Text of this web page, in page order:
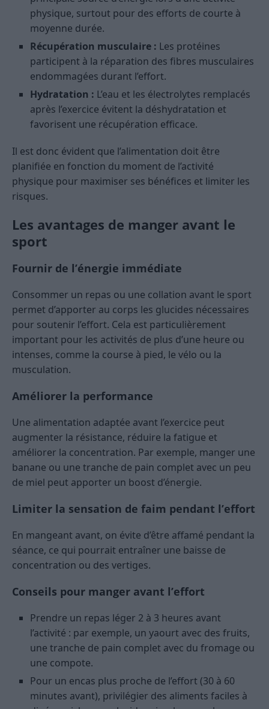
physique, surtout pour des efforts de courte à
moyenne durée.
Récupération musculaire : Les protéines
participent à la réparation des fibres musculaires
endommagées durant l’effort.
Hydratation : L’eau et les électrolytes remplacés
après l’exercice évitent la déshydratation et
favorisent une récupération efficace.
Il est donc évident que l’alimentation doit être
planifiée en fonction du moment de l’activité
physique pour maximiser ses bénéfices et limiter les
risques.
Les avantages de manger avant le
sport
Fournir de l’énergie immédiate
Consommer un repas ou une collation avant le sport
permet d’apporter au corps les glucides nécessaires
pour soutenir l’effort. Cela est particulièrement
important pour les activités de plus d’une heure ou
intenses, comme la course à pied, le vélo ou la
musculation.
Améliorer la performance
Une alimentation adaptée avant l’exercice peut
augmenter la résistance, réduire la fatigue et
améliorer la concentration. Par exemple, manger une
banane ou une tranche de pain complet avec un peu
de miel peut apporter un boost d’énergie.
Limiter la sensation de faim pendant l’effort
En mangeant avant, on évite d’être affamé pendant la
séance, ce qui pourrait entraîner une baisse de
concentration ou des vertiges.
Conseils pour manger avant l’effort
Prendre un repas léger 2 à 3 heures avant
l’activité : par exemple, un yaourt avec des fruits,
une tranche de pain complet avec du fromage ou
une compote.
Pour un encas plus proche de l’effort (30 à 60
minutes avant), privilégier des aliments faciles à